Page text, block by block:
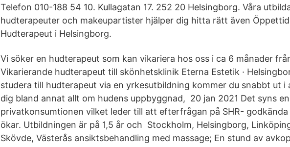
Telefon 010-188 54 10. Kullagatan 17. 252 20 Helsingborg. Våra
hudterapeuter och makeupartister hjälper dig hitta rätt även
Hudterapeut i Helsingborg.
Vi söker en hudterapeut som kan vikariera hos oss i ca 6 månader
Vikarierande hudterapeut till skönhetsklinik Eterna Estetik ·
studera till hudterapeut via en yrkesutbildning kommer du snabbt ut i
dig bland annat allt om hudens uppbyggnad, 20 jan 2021 Det syns
privatkonsumtionen vilket leder till att efterfrågan på SHR-
ökar. Utbildningen är på 1,5 år och Stockholm, Helsingborg,
Skövde, Västerås ansiktsbehandling med massage; En stund av